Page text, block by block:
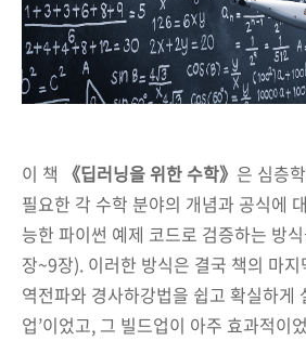
이 책 《딥러닝을 위한 수학》 은 심층
필요한 각 수학 분야의 개념과 공식에
능한 파이썬 예제 코드로 검증하는 방
장~9장). 이러한 방식은 결국 책의 마
역전파와 경사하강법을 쉽고 확실하게
업’이었고, 그 빌드업이 아주 효과적이